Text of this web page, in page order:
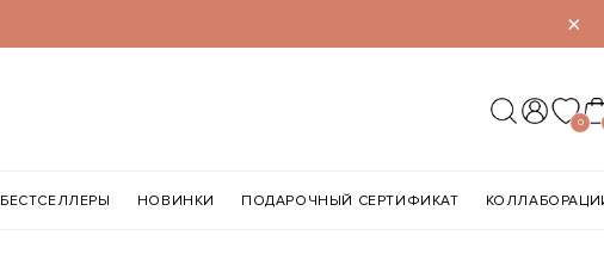
×
0
БЕСТСЕЛЛЕРЫ НОВИНКИ ПОДАРОЧНЫЙ СЕРТИФИКАТ